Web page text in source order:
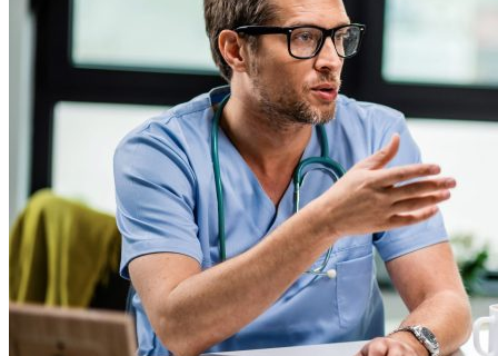
korzystaniu